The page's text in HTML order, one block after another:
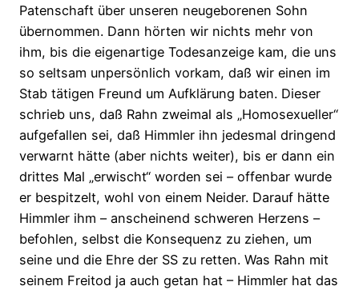
Patenschaft über unseren neugeborenen Sohn
übernommen. Dann hörten wir nichts mehr von
ihm, bis die eigenartige Todesanzeige kam, die uns
so seltsam unpersönlich vorkam, daß wir einen im
Stab tätigen Freund um Aufklärung baten. Dieser
schrieb uns, daß Rahn zweimal als „Homosexueller“
aufgefallen sei, daß Himmler ihn jedesmal dringend
verwarnt hätte (aber nichts weiter), bis er dann ein
drittes Mal „erwischt“ worden sei – offenbar wurde
er bespitzelt, wohl von einem Neider. Darauf hätte
Himmler ihm – anscheinend schweren Herzens –
befohlen, selbst die Konsequenz zu ziehen, um
seine und die Ehre der SS zu retten. Was Rahn mit
seinem Freitod ja auch getan hat – Himmler hat das